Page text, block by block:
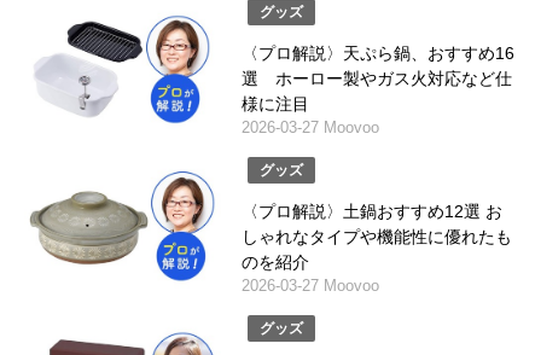
グッズ
〈プロ解説〉天ぷら鍋、おすすめ16
選 ホーロー製やガス火対応など仕
様に注目
2026-03-27 Moovoo
グッズ
〈プロ解説〉土鍋おすすめ12選 お
しゃれなタイプや機能性に優れたも
のを紹介
2026-03-27 Moovoo
グッズ